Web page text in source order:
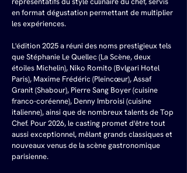
en format dégustation permettant de multiplier
les expériences.
L'édition 2025 a réuni des noms prestigieux tels
que Stéphanie Le Quellec (La Scène, deux
étoiles Michelin), Niko Romito (Bvlgari Hotel
Paris), Maxime Frédéric (Pleincœur), Assaf
Granit (Shabour), Pierre Sang Boyer (cuisine
franco-coréenne), Denny Imbroisi (cuisine
italienne), ainsi que de nombreux talents de Top
Chef. Pour 2026, le casting promet d'être tout
aussi exceptionnel, mêlant grands classiques et
nouveaux venus de la scène gastronomique
parisienne.